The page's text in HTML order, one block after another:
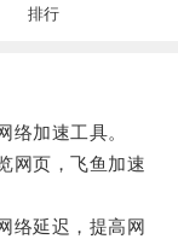
排行
加速工具。
页，飞鱼加速
延迟，提高网